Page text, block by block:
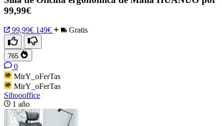
99,99€
99,99€ 149€ Gratis
765
0
MirY_oFerTas
MirY_oFerTas
Sihoooffice
1 año